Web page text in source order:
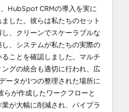
HubSpot CRMの導入を実に
した。彼らは私たちのセット
、クリーンでスケーラブルな
、システムが私たちの実際の
ことを確認しました。マルチ
グの統合も適切に行われ、広
ータが1つの整理された場所に
らが作成したワークフローと
が大幅に削減され、パイプラ